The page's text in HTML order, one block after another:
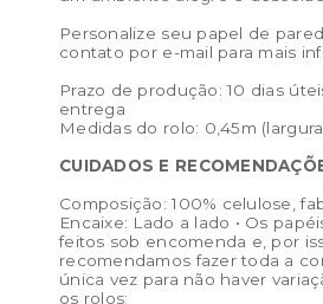
Personalize seu papel de
contato por e-mail para mais
Prazo de produção: 10 dias
entrega
Medidas do rolo: 0,45m
CUIDADOS E
Composição: 100% celulose,
Encaixe: Lado a lado • Os
feitos sob encomenda e, por
recomendamos fazer toda a
única vez para não haver
os rolos;